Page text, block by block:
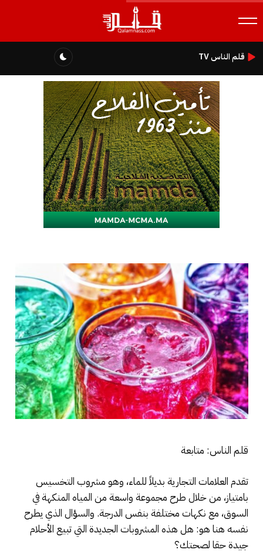
قلم الناس TV
قلم الناس: متابعة
تقدم العلامات التجارية بديلاً للماء، وهو مشروب التخسيس
بامتياز، من خلال طرح مجموعة واسعة من المياه المنكهة في
السوق، مع نكهات مختلفة بنفس الدرجة. والسؤال الذي يطرح
نفسه هنا هو: هل هذه المشروبات الجديدة التي تبيع الأحلام
جيدة حقا لصحتك؟